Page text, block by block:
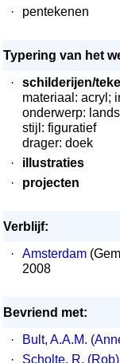
·
pentekenen
Typering van het
·
schilderijen/
materiaal: acryl;
onderwerp:
stijl: figuratief
drager: doek
·
illustraties
·
projecten
Verblijf:
·
Amsterdam
2008
Bevriend met:
·
Bult, A.A.M.
·
Scholte, R. (Rob)